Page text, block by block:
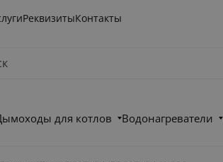
РеквизитыКонтакты
для котлов Водонагреватели